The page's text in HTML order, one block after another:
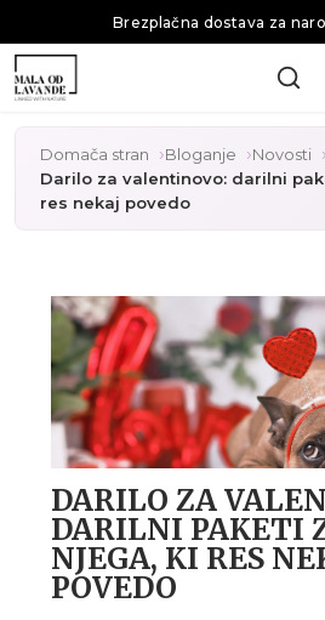
Brezplačna dostava za
Domača stran Bloganje
Novosti
Darilo za valentinovo: darilni
res nekaj povedo
DARILO ZA
DARILNI PAKETI
NJEGA, KI RES
POVEDO